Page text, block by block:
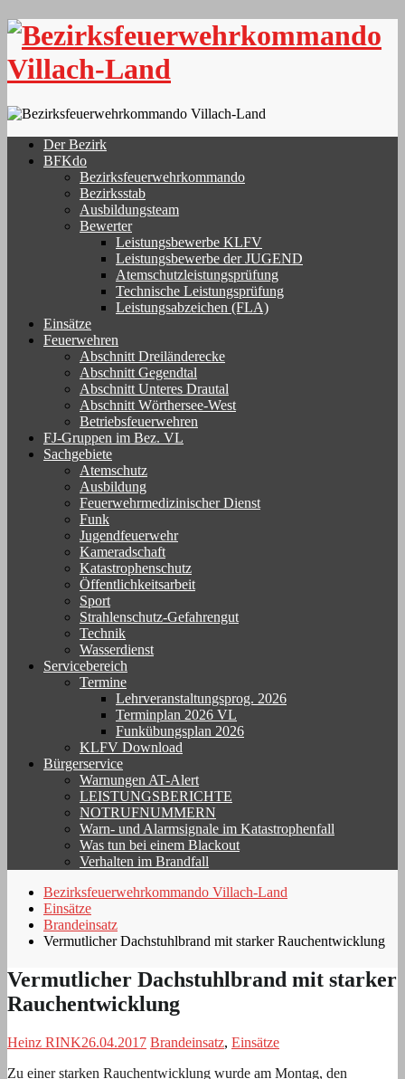
Skip
content
Der Bezirk
BFKdo
Bezirksfeuerwehrkommando
Bezirksstab
Ausbildungsteam
Bewerter
Leistungsbewerbe KLFV
Leistungsbewerbe der JUGEND
Atemschutzleistungsprüfung
Technische Leistungsprüfung
Leistungsabzeichen (FLA)
Einsätze
Feuerwehren
Abschnitt Dreiländerecke
Abschnitt Gegendtal
Abschnitt Unteres Drautal
Abschnitt Wörthersee-West
Betriebsfeuerwehren
FJ-Gruppen im Bez. VL
Sachgebiete
Atemschutz
Ausbildung
Feuerwehrmedizinischer Dienst
Funk
Jugendfeuerwehr
Kameradschaft
Katastrophenschutz
Öffentlichkeitsarbeit
Sport
Strahlenschutz-Gefahrengut
Technik
Wasserdienst
Servicebereich
Termine
Lehrveranstaltungsprog. 2026
Terminplan 2026 VL
Funkübungsplan 2026
KLFV Download
Bürgerservice
Warnungen AT-Alert
LEISTUNGSBERICHTE
NOTRUFNUMMERN
Warn- und Alarmsignale im Katastrophenfall
Was tun bei einem Blackout
Verhalten im Brandfall
Bezirksfeuerwehrkommando Villach-Land
Einsätze
Brandeinsatz
Vermutlicher Dachstuhlbrand mit starker Rauchentwicklung
Vermutlicher Dachstuhlbrand mit starker
Rauchentwicklung
Heinz RINK26.04.2017 Brandeinsatz, Einsätze
Zu einer starken Rauchentwicklung wurde am Montag, den